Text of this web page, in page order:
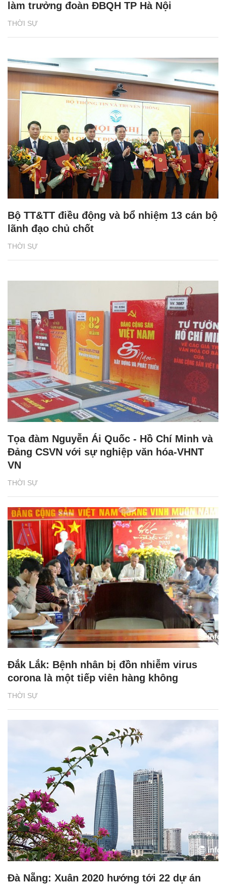
THỜI SỰ
làm trưởng đoàn ĐBQH TP Hà Nội
THỜI SỰ
Bộ TT&TT điều động và bổ nhiệm 13 cán bộ
lãnh đạo chủ chốt
THỜI SỰ
Tọa đàm Nguyễn Ái Quốc - Hồ Chí Minh và
Đảng CSVN với sự nghiệp văn hóa-VHNT
VN
THỜI SỰ
Đắk Lắk: Bệnh nhân bị đồn nhiễm virus
corona là một tiếp viên hàng không
Đà Nẵng: Xuân 2020 hướng tới 22 dự án